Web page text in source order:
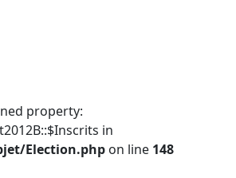
property:
in
Election.php on line 148